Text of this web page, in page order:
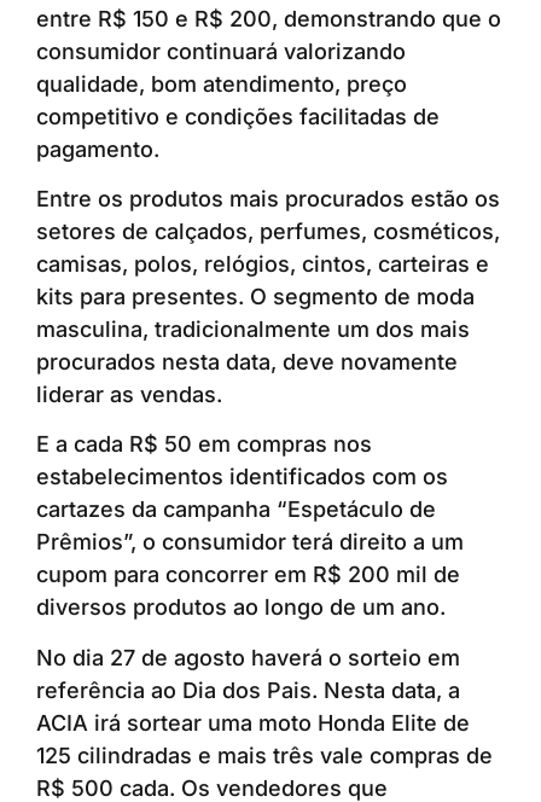
entre R$ 150 e R$ 200, demonstrando que o
consumidor continuará valorizando
qualidade, bom atendimento, preço
competitivo e condições facilitadas de
pagamento.
Entre os produtos mais procurados estão os
setores de calçados, perfumes, cosméticos,
camisas, polos, relógios, cintos, carteiras e
kits para presentes. O segmento de moda
masculina, tradicionalmente um dos mais
procurados nesta data, deve novamente
liderar as vendas.
E a cada R$ 50 em compras nos
estabelecimentos identificados com os
cartazes da campanha “Espetáculo de
Prêmios”, o consumidor terá direito a um
cupom para concorrer em R$ 200 mil de
diversos produtos ao longo de um ano.
No dia 27 de agosto haverá o sorteio em
referência ao Dia dos Pais. Nesta data, a
ACIA irá sortear uma moto Honda Elite de
125 cilindradas e mais três vale compras de
R$ 500 cada. Os vendedores que